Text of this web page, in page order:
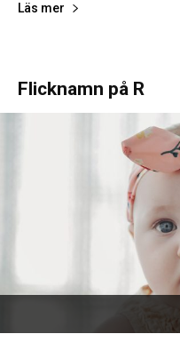
Läs mer
Flicknamn på R